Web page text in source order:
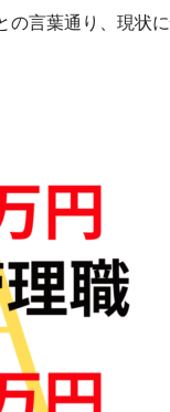
言葉通り、現状